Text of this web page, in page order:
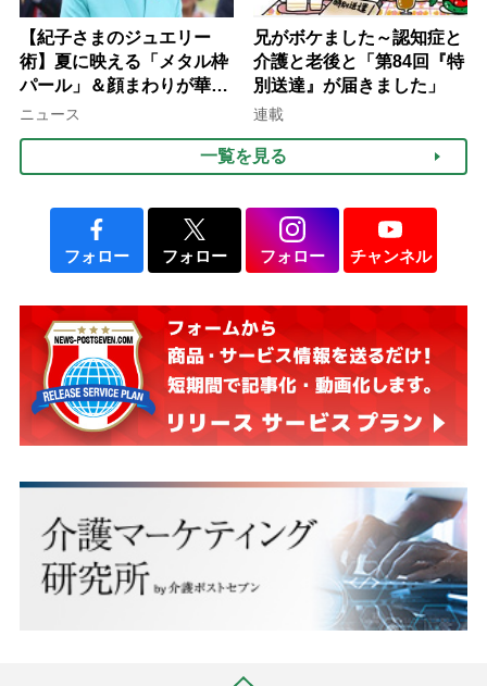
【紀子さまのジュエリー
術】夏に映える「メタル枠
パール」＆顔まわりが華や
ぐ「揺れる一粒」の使い分
ニュース
兄がボケました～認知症と
介護と老後と「第84回『特
別送達』が届きました」
連載
一覧を見る
フォロー フォロー フォロー チャンネル